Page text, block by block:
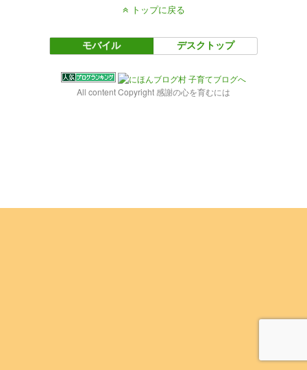
トップに戻る
モバイル デスクトップ
All content Copyright 感謝の心を育むには